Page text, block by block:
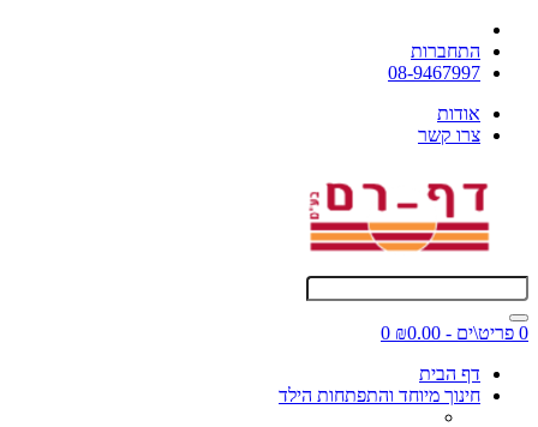
התחברות
08-9467997
אודות
צרו קשר
0 פריט\ים - ₪0.00
0
דף הבית
חינוך מיוחד והתפתחות הילד